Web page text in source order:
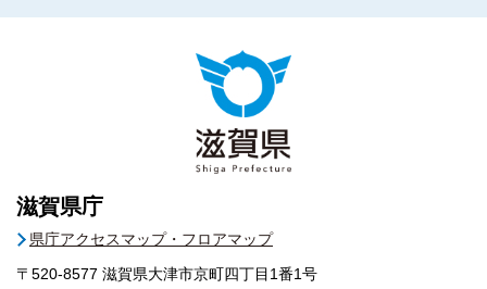
滋賀県庁
県庁アクセスマップ・フロアマップ
〒520-8577 滋賀県大津市京町四丁目1番1号